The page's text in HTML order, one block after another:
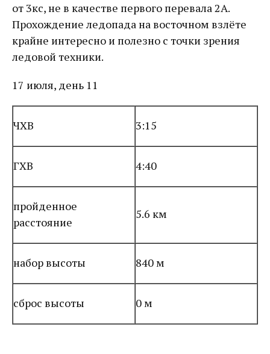
от 3кс, не в качестве первого перевала 2А.
Прохождение ледопада на восточном взлёте
крайне интересно и полезно с точки зрения
ледовой техники.
17 июля, день 11
ЧХВ 3:15
ГХВ 4:40
пройденное
расстояние
5.6 км
набор высоты 840 м
сброс высоты 0 м